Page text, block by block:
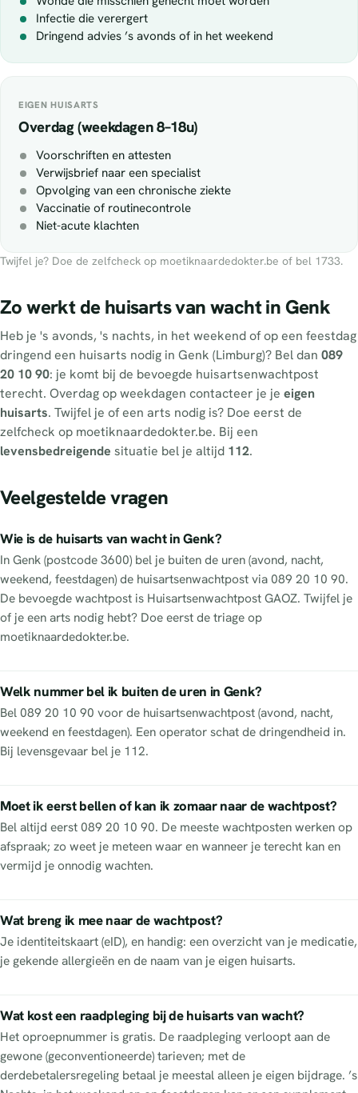
Infectie die verergert
Dringend advies ’s avonds of in het weekend
EIGEN HUISARTS
Overdag (weekdagen 8–18u)
Voorschriften en attesten
Verwijsbrief naar een specialist
Opvolging van een chronische ziekte
Vaccinatie of routinecontrole
Niet-acute klachten
Twijfel je? Doe de zelfcheck op moetiknaardedokter.be of bel 1733.
Zo werkt de huisarts van wacht in Genk
Heb je 's avonds, 's nachts, in het weekend of op een feestdag
dringend een huisarts nodig in Genk (Limburg)? Bel dan 089
20 10 90: je komt bij de bevoegde huisartsenwachtpost
terecht. Overdag op weekdagen contacteer je je eigen
huisarts. Twijfel je of een arts nodig is? Doe eerst de
zelfcheck op moetiknaardedokter.be. Bij een
levensbedreigende situatie bel je altijd 112.
Veelgestelde vragen
Wie is de huisarts van wacht in Genk?
In Genk (postcode 3600) bel je buiten de uren (avond, nacht,
weekend, feestdagen) de huisartsenwachtpost via 089 20 10 90.
De bevoegde wachtpost is Huisartsenwachtpost GAOZ. Twijfel je
of je een arts nodig hebt? Doe eerst de triage op
moetiknaardedokter.be.
Welk nummer bel ik buiten de uren in Genk?
Bel 089 20 10 90 voor de huisartsenwachtpost (avond, nacht,
weekend en feestdagen). Een operator schat de dringendheid in.
Bij levensgevaar bel je 112.
Moet ik eerst bellen of kan ik zomaar naar de wachtpost?
Bel altijd eerst 089 20 10 90. De meeste wachtposten werken op
afspraak; zo weet je meteen waar en wanneer je terecht kan en
vermijd je onnodig wachten.
Wat breng ik mee naar de wachtpost?
Je identiteitskaart (eID), en handig: een overzicht van je medicatie,
je gekende allergieën en de naam van je eigen huisarts.
Wat kost een raadpleging bij de huisarts van wacht?
Het oproepnummer is gratis. De raadpleging verloopt aan de
gewone (geconventioneerde) tarieven; met de
derdebetalersregeling betaal je meestal alleen je eigen bijdrage. ’s